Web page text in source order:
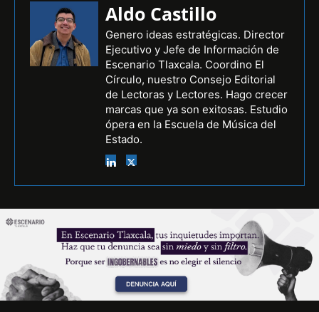
Aldo Castillo
Genero ideas estratégicas. Director
Ejecutivo y Jefe de Información de
Escenario Tlaxcala. Coordino El
Círculo, nuestro Consejo Editorial
de Lectoras y Lectores. Hago crecer
marcas que ya son exitosas. Estudio
ópera en la Escuela de Música del
Estado.